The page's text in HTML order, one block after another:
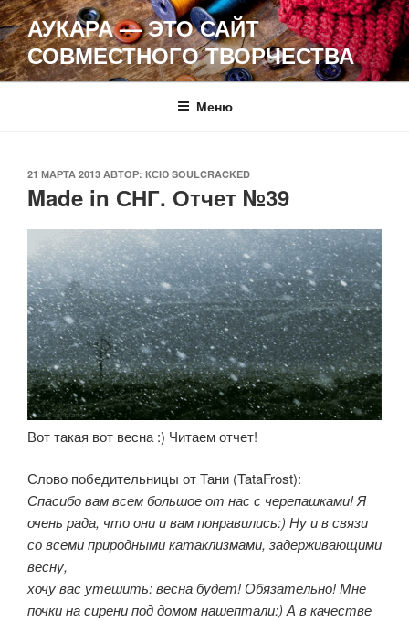
Перейти
к
содержимому
АУКАРА — ЭТО САЙТ
СОВМЕСТНОГО ТВОРЧЕСТВА
Меню
ОПУБЛИКОВАНО
21 МАРТА 2013 АВТОР: КСЮ SOULCRACKED
Made in СНГ. Отчет №39
Вот такая вот весна :) Читаем отчет!
Слово победительницы от Тани (TataFrost):
Спасибо вам всем большое от нас с черепашками! Я
очень рада, что они и вам понравились:) Ну и в связи
со всеми природными катаклизмами, задерживающими
весну,
хочу вас утешить: весна будет! Обязательно! Мне
почки на сирени под домом нашептали:) А в качестве